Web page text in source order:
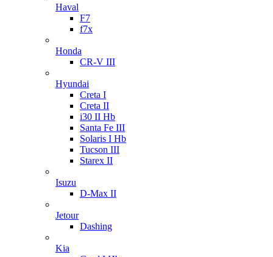
Haval
F7
f7x
Honda
CR-V III
Hyundai
Creta I
Creta II
i30 II Hb
Santa Fe III
Solaris I Hb
Tucson III
Starex II
Isuzu
D-Max II
Jetour
Dashing
Kia